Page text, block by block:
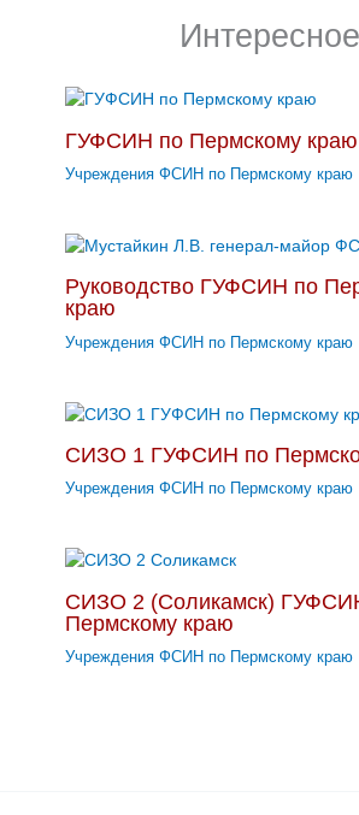
Интересное
ГУФСИН по Пермскому краю
Учреждения ФСИН по Пермскому краю
Руководство ГУФСИН по
краю
Учреждения ФСИН по Пермскому краю
СИЗО 1 ГУФСИН по
Учреждения ФСИН по Пермскому краю
СИЗО 2 (Соликамск)
Пермскому краю
Учреждения ФСИН по Пермскому краю